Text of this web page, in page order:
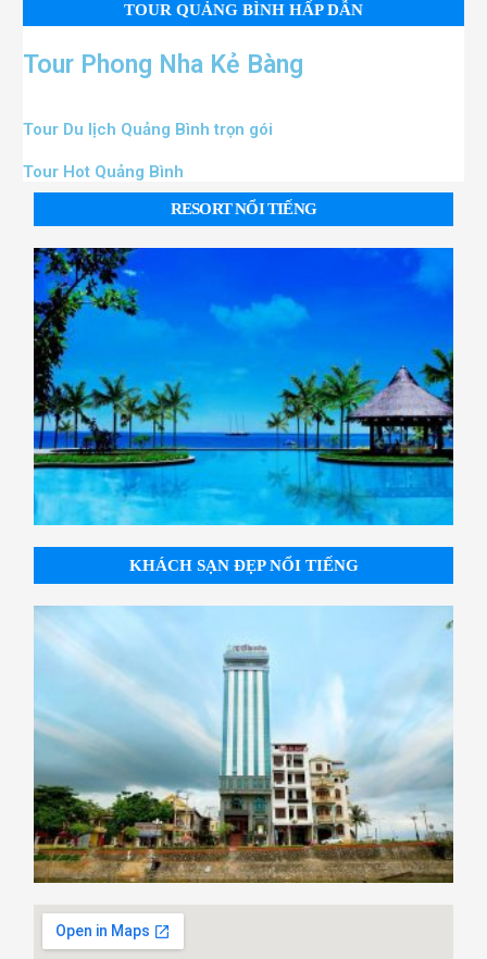
TOUR QUẢNG BÌNH HẤP DẪN
Tour Phong Nha Kẻ Bàng
Tour Du lịch Quảng Bình trọn gói
Tour Hot Quảng Bình
RESORT NỔI TIẾNG
KHÁCH SẠN ĐẸP NỔI TIẾNG